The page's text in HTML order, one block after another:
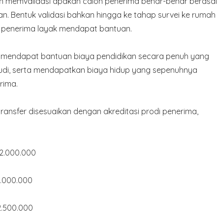
Bentuk validasi bahkan hingga ke tahap survei ke rumah
layak mendapat bantuan.
mendapat bantuan biaya pendidikan secara penuh yang
serta mendapatkan biaya hidup yang sepenuhnya
disesuaikan dengan akreditasi prodi penerima,